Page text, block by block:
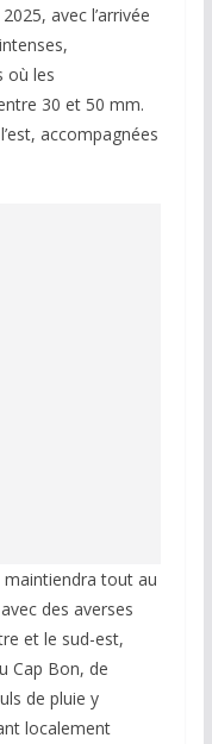
avec l’arrivée
où les
30 et 50 mm.
accompagnées
tout au
des averses
et le sud-est,
Cap Bon, de
de pluie y
localement